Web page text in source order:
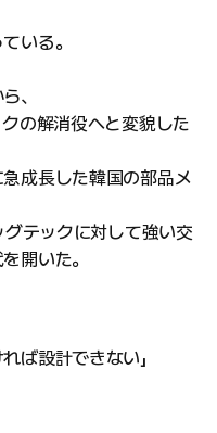
いる。
、
の解消役へと変貌した
成長した韓国の部品メ
テックに対して強い交
開いた。
ば設計できない」